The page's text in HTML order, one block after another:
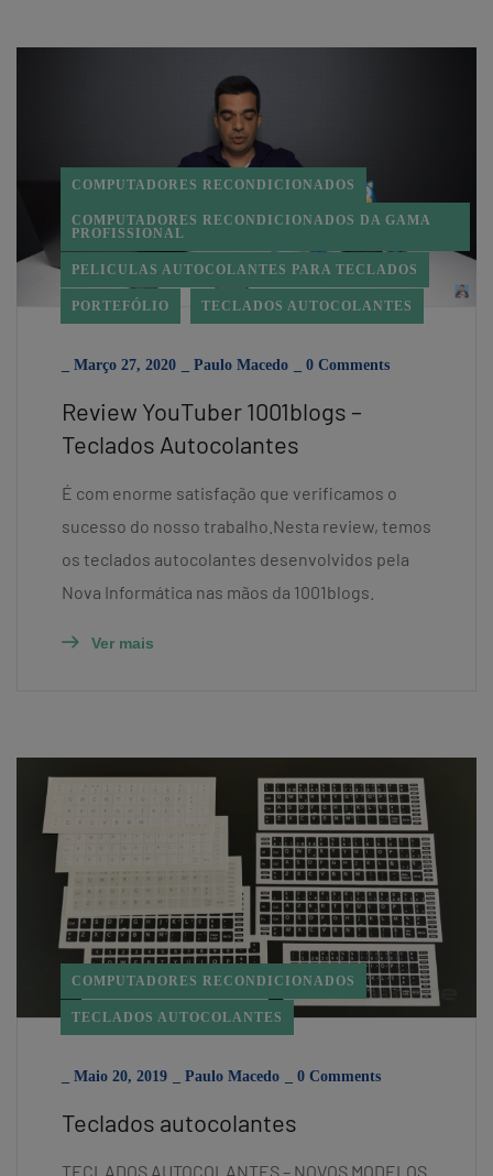
COMPUTADORES RECONDICIONADOS
COMPUTADORES RECONDICIONADOS DA GAMA
PROFISSIONAL
PELICULAS AUTOCOLANTES PARA TECLADOS
PORTEFÓLIO TECLADOS AUTOCOLANTES
Março 27, 2020 Paulo Macedo 0 Comments
Review YouTuber 1001blogs –
Teclados Autocolantes
É com enorme satisfação que verificamos o
sucesso do nosso trabalho.Nesta review, temos
os teclados autocolantes desenvolvidos pela
Nova Informática nas mãos da 1001blogs.
Ver mais
COMPUTADORES RECONDICIONADOS
TECLADOS AUTOCOLANTES
Maio 20, 2019 Paulo Macedo 0 Comments
Teclados autocolantes
TECLADOS AUTOCOLANTES – NOVOS MODELOS